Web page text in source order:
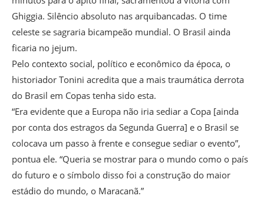
Ghiggia. Silêncio absoluto nas arquibancadas. O time
celeste se sagraria bicampeão mundial. O Brasil ainda
ficaria no jejum.
Pelo contexto social, político e econômico da época, o
historiador Tonini acredita que a mais traumática derrota
do Brasil em Copas tenha sido esta.
“Era evidente que a Europa não iria sediar a Copa [ainda
por conta dos estragos da Segunda Guerra] e o Brasil se
colocava um passo à frente e consegue sediar o evento”,
pontua ele. “Queria se mostrar para o mundo como o país
do futuro e o símbolo disso foi a construção do maior
estádio do mundo, o Maracanã.”